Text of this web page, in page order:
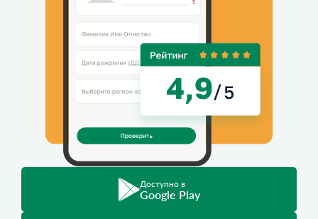
Доступно в
Google Play